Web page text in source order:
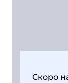
Скоро